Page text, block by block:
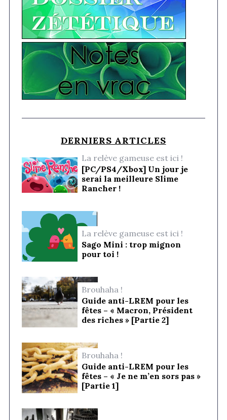
DERNIERS ARTICLES
La relève gameuse est ici !
[PC/PS4/Xbox] Un jour je
serai la meilleure Slime
Rancher !
La relève gameuse est ici !
Sago Mini : trop mignon
pour toi !
Brouhaha !
Guide anti-LREM pour les
fêtes – « Macron, Président
des riches » [Partie 2]
Brouhaha !
Guide anti-LREM pour les
fêtes – « Je ne m’en sors pas »
[Partie 1]